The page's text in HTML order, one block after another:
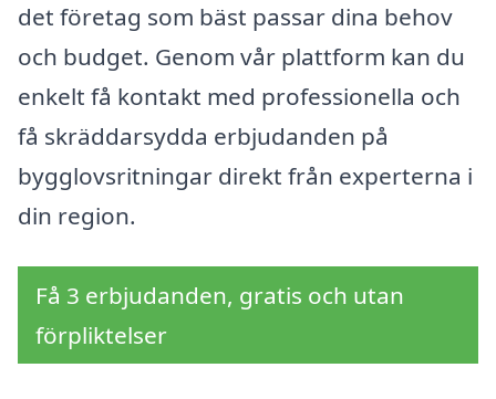
det företag som bäst passar dina behov
och budget. Genom vår plattform kan du
enkelt få kontakt med professionella och
få skräddarsydda erbjudanden på
bygglovsritningar direkt från experterna i
din region.
Få 3 erbjudanden, gratis och utan
förpliktelser